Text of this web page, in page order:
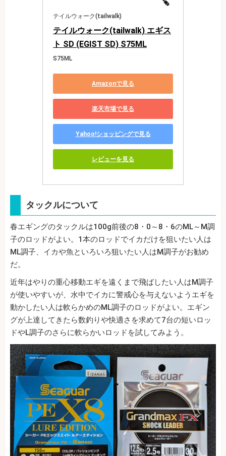
テイルウォーク(tailwalk)
テイルウォーク(tailwalk) エギス
ト SD (EGIST SD) S75ML
S75ML
Amazonで見る
楽天市場で見る
Yahoo!ショッピングで見る
レビューを見る
タックルについて
春エギングのタックルは100g前後の8・0～8・6のML～M調
子のロッドがよい。1本のロッドでイカだけを狙いたい人は
ML調子、イカや魚といろいろ狙いたい人はM調子がお勧め
だ。
近年はやりの重心移動エギを遠くまで飛ばしたい人はM調子
が使いやすいが、水中でイカに警戒心を与えないようエギを
動かしたい人は軟らかめのML調子のロッドがよい。エギン
グが上達してきたら数釣りや快適さを求めて7台の短いロッ
ドやL調子のさらに軟らかいロッドを試してみよう。